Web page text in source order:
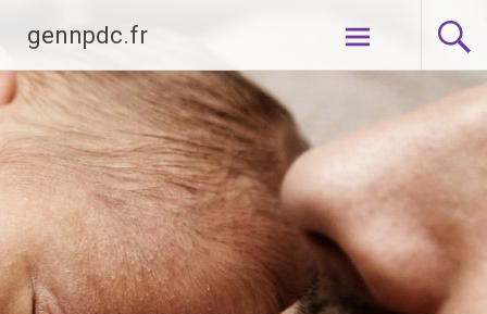
contenu
principal
gennpdc.fr